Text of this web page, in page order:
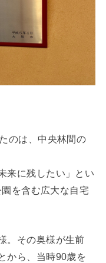
のは、中央林間の
来に残したい」とい
を含む広大な自宅
。その奥様が生前
から、当時90歳を